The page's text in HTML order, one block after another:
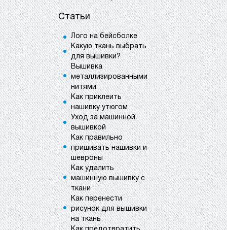
Статьи
Лого на бейсболке
Какую ткань выбрать
для вышивки?
Вышивка
металлизированными
нитями
Как приклеить
нашивку утюгом
Уход за машинной
вышивкой
Как правильно
пришивать нашивки и
шевроны
Как удалить
машинную вышивку с
ткани
Как перенести
рисунок для вышивки
на ткань